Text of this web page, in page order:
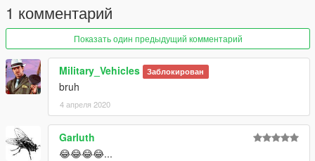
1 комментарий
Показать один предыдущий комментарий
Military_Vehicles Заблокирован
bruh
4 апреля 2020
Garluth
😂😂😂😂...